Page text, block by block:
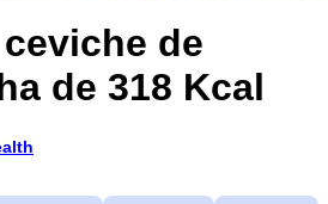
de
de 318 Kcal